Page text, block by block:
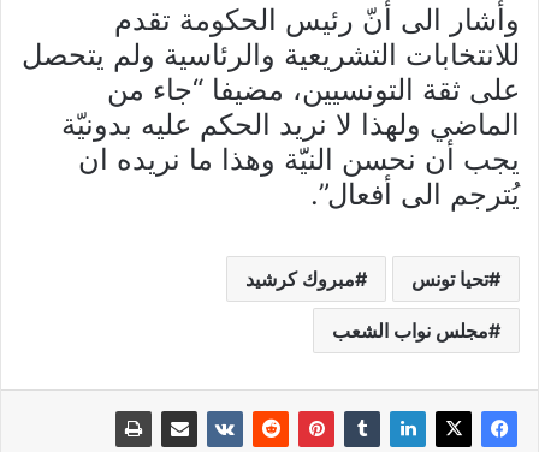
وأشار الى أنّ رئيس الحكومة تقدم
للانتخابات التشريعية والرئاسية ولم يتحصل
على ثقة التونسيين، مضيفا “جاء من
الماضي ولهذا لا نريد الحكم عليه بدونيّة
يجب أن نحسن النيّة وهذا ما نريده ان
يُترجم الى أفعال”.
تحيا تونس مبروك كرشيد
مجلس نواب الشعب